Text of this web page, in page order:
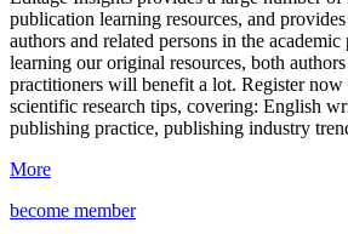
publication learning resources, and
authors and related persons in the
learning our original resources, both
practitioners will benefit a lot. Register now
scientific research tips, covering: English
publishing practice, publishing industry
More
become member